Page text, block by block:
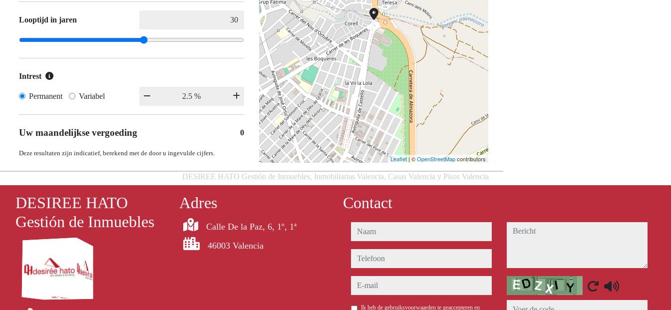
Looptijd in jaren
Intrest
Permanent Variabel
Uw maandelijkse vergoeding 0
Deze resultaten zijn indicatief, berekend met de door u ingevulde cijfers.
Leaflet | ©OpenStreetMapcontributors
DESIREE HATO Gestión de Inmuebles, Inmobiliarias Valencia, Casas Valencia y Pisos Valencia
DESIREE HATO
Gestión de Inmuebles
Adres
Calle De la Paz, 6, 1º, 1ª
46003 Valencia
Contact
naam
telefoon
e-mail
Ik heb de gebruiksvoorwaarden te geaccepteren en
bericht
Captcha